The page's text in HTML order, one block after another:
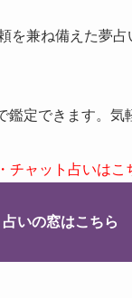
を兼ね備えた夢
定できます。気
チャット占いはこ
占いの窓はこちら